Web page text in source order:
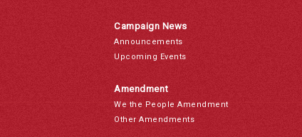
Campaign News
Announcements
Upcoming Events
Amendment
We the People Amendment
Other Amendments